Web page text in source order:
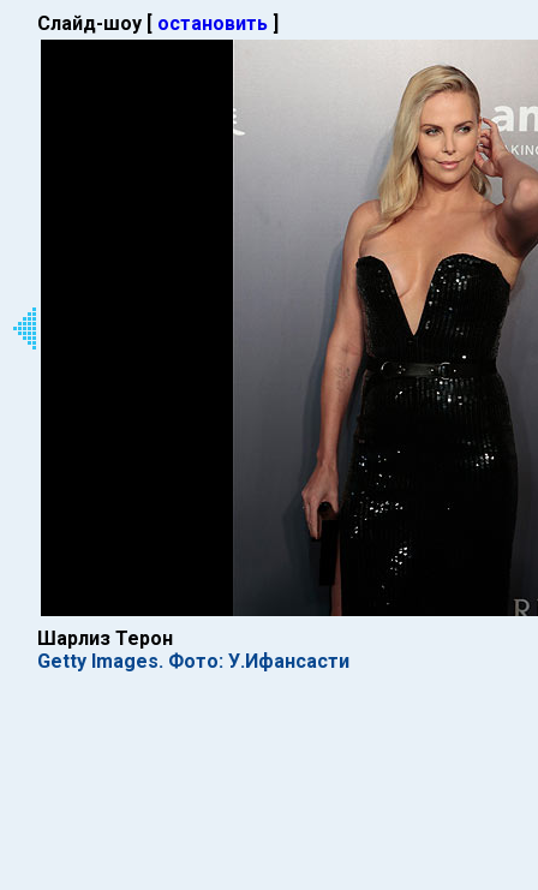
Слайд-шоу [ остановить ]
Шарлиз Терон
Getty Images. Фото: У.Ифансасти